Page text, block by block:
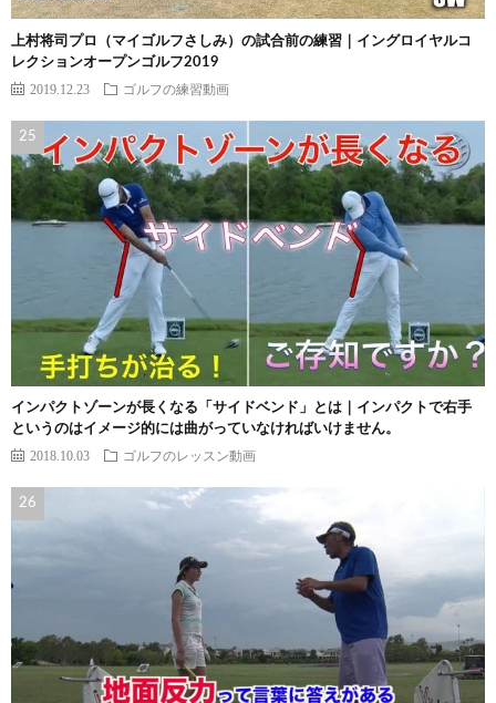
上村将司プロ（マイゴルフさしみ）の試合前の練習｜イングロイヤルコ
レクションオープンゴルフ2019
2019.12.23 ゴルフの練習動画
インパクトゾーンが長くなる「サイドベンド」とは｜インパクトで右手
というのはイメージ的には曲がっていなければいけません。
2018.10.03 ゴルフのレッスン動画